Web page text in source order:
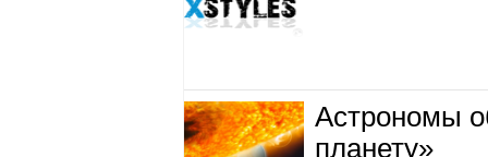
Астрономы
планету»